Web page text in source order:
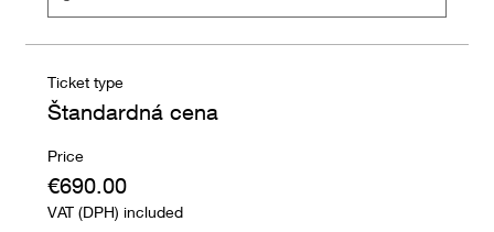
Ticket type
Štandardná cena
Price
€690.00
VAT (DPH) included